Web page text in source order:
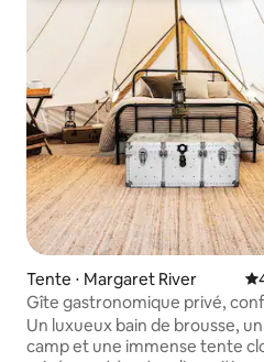
Tente ⋅ Margaret River
Gîte gastronomique privé,
et luxueux + feu de camp
Un luxueux bain de brousse,
camp et une immense tente